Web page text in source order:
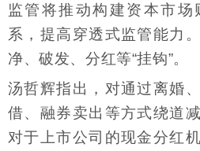
监管将推动构建资本市
系，提高穿透式监管能力
净、破发、分红等“挂钩”。
汤哲辉指出，对通过离婚
借、融券卖出等方式绕道
对于上市公司的现金分红